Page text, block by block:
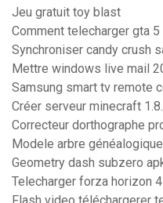
Jeu gratuit toy blast
Comment telecharger gta
Synchroniser candy crush
Mettre windows live mail
Samsung smart tv remote
Créer serveur minecraft
Correcteur dorthographe
Modele arbre
Geometry dash subzero
Telecharger forza horizon